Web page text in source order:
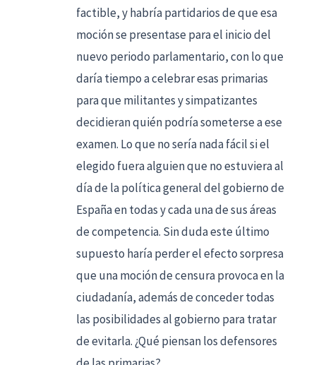
factible, y habría partidarios de que esa
moción se presentase para el inicio del
nuevo periodo parlamentario, con lo que
daría tiempo a celebrar esas primarias
para que militantes y simpatizantes
decidieran quién podría someterse a ese
examen. Lo que no sería nada fácil si el
elegido fuera alguien que no estuviera al
día de la política general del gobierno de
España en todas y cada una de sus áreas
de competencia. Sin duda este último
supuesto haría perder el efecto sorpresa
que una moción de censura provoca en la
ciudadanía, además de conceder todas
las posibilidades al gobierno para tratar
de evitarla. ¿Qué piensan los defensores